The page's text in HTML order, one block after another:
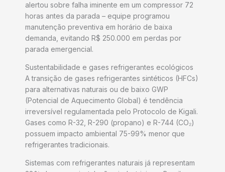
alertou sobre falha iminente em um compressor 72
horas antes da parada – equipe programou
manutenção preventiva em horário de baixa
demanda, evitando R$ 250.000 em perdas por
parada emergencial.
Sustentabilidade e gases refrigerantes ecológicos
A transição de gases refrigerantes sintéticos (HFCs)
para alternativas naturais ou de baixo GWP
(Potencial de Aquecimento Global) é tendência
irreversível regulamentada pelo Protocolo de Kigali.
Gases como R-32, R-290 (propano) e R-744 (CO₂)
possuem impacto ambiental 75-99% menor que
refrigerantes tradicionais.
Sistemas com refrigerantes naturais já representam